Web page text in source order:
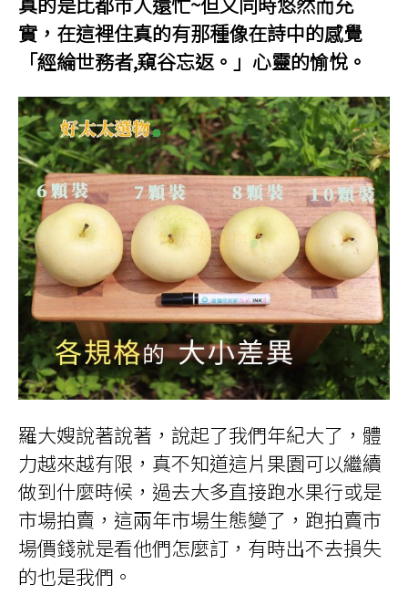
實，在這裡住真的有那種像在詩中的感覺
「經綸世務者,窺谷忘返。」心靈的愉悅。
羅大嫂說著說著，說起了我們年紀大了，體
力越來越有限，真不知道這片果園可以繼續
做到什麼時候，過去大多直接跑水果行或是
市場拍賣，這兩年市場生態變了，跑拍賣市
場價錢就是看他們怎麼訂，有時出不去損失
的也是我們。